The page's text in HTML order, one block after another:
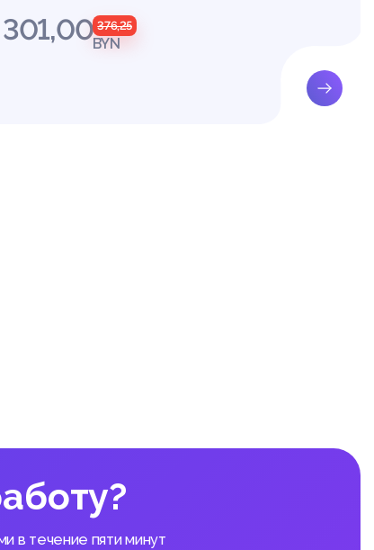
301,00 376,25
BYN
в течение пяти минут